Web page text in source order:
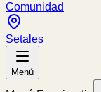
Comunidad
Setales
Menú